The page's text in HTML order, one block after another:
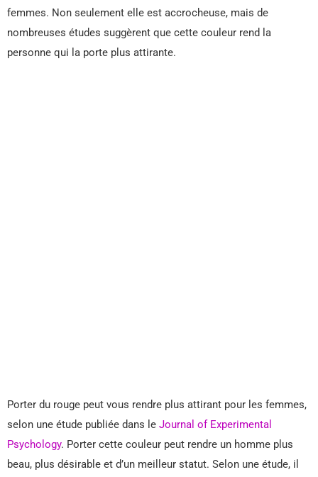
femmes. Non seulement elle est accrocheuse, mais de
nombreuses études suggèrent que cette couleur rend la
personne qui la porte plus attirante.
Porter du rouge peut vous rendre plus attirant pour les femmes,
selon une étude publiée dans le Journal of Experimental
Psychology. Porter cette couleur peut rendre un homme plus
beau, plus désirable et d’un meilleur statut. Selon une étude, il